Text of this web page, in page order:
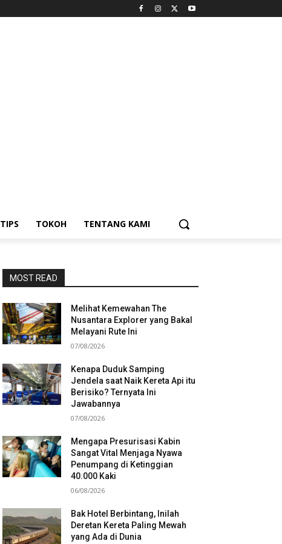
TIPS TOKOH TENTANG KAMI
MOST READ
Melihat Kemewahan The
Nusantara Explorer yang Bakal
Melayani Rute Ini
07/08/2026
Kenapa Duduk Samping
Jendela saat Naik Kereta Api itu
Berisiko? Ternyata Ini
Jawabannya
07/08/2026
Mengapa Presurisasi Kabin
Sangat Vital Menjaga Nyawa
Penumpang di Ketinggian
40.000 Kaki
06/08/2026
Bak Hotel Berbintang, Inilah
Deretan Kereta Paling Mewah
yang Ada di Dunia